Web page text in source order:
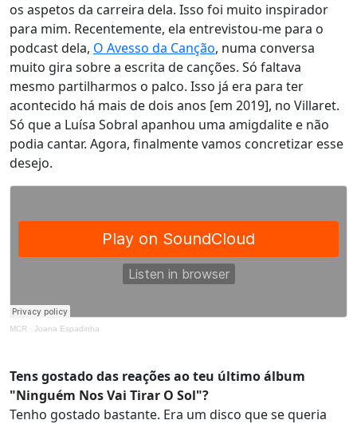
os aspetos da carreira dela. Isso foi muito inspirador
para mim. Recentemente, ela entrevistou-me para o
podcast dela, O Avesso da Canção, numa conversa
muito gira sobre a escrita de canções. Só faltava
mesmo partilharmos o palco. Isso já era para ter
acontecido há mais de dois anos [em 2019], no Villaret.
Só que a Luísa Sobral apanhou uma amigdalite e não
podia cantar. Agora, finalmente vamos concretizar esse
desejo.
MCR · Joana Espadinha
Tens gostado das reações ao teu último álbum
"Ninguém Nos Vai Tirar O Sol"?
Tenho gostado bastante. Era um disco que se queria